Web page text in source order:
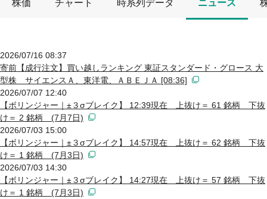
株価 チャート 時系列データ ニュース
2026/07/16 08:37
寄前【成行注文】買い越しランキング 東証スタンダード・グロース 大
型株 サイエンスＡ、東洋電、ＡＢＥＪＡ [08:36]
2026/07/07 12:40
【ボリンジャー｜±３σブレイク】 12:39現在 上抜け＝ 61 銘柄 下抜
け＝ 2 銘柄 (7月7日)
2026/07/03 15:00
【ボリンジャー｜±３σブレイク】 14:57現在 上抜け＝ 62 銘柄 下抜
け＝ 1 銘柄 (7月3日)
2026/07/03 14:30
【ボリンジャー｜±３σブレイク】 14:27現在 上抜け＝ 57 銘柄 下抜
け＝ 1 銘柄 (7月3日)